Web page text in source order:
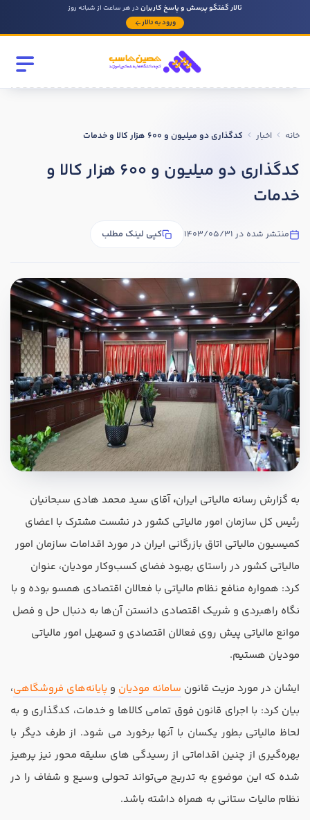
تالار گفتگو پرسش و پاسخ کاربراندر هر ساعت از شبانه روز
ورود به تالار
خانه اخبار کدگذاری دو میلیون و 600 هزار کالا و خدمات
کدگذاری دو میلیون و 600 هزار کالا و
خدمات
منتشر شده در 1403/05/31 کپی لینک مطلب
به گزارش رسانه مالیاتی ایران،آقای سید محمد هادی سبحانیان
رئیس کل سازمان امور مالیاتی کشور در نشست مشترک با اعضای
کمیسیون مالیاتی اتاق بازرگانی ایران در مورد اقدامات سازمان امور
مالیاتی کشور در راستای بهبود فضای کسب‌وکار مودیان، عنوان
کرد: همواره منافع نظام مالیاتی با فعالان اقتصادی همسو بوده و با
نگاه‌ راهبردی و شریک اقتصادی دانستن آن‌ها به دنبال حل و فصل
موانع مالیاتی پیش روی فعالان اقتصادی و تسهیل امور مالیاتی
مودیان هستیم.
ایشان در مورد مزیت قانون سامانه مودیان و پایانه‌های فروشگاهی،
بیان کرد: با اجرای قانون فوق تمامی کالاها و خدمات، کدگذاری و به
لحاظ مالیاتی بطور یکسان با آنها برخورد می شود. از طرف دیگر با
بهره‌گیری از چنین اقداماتی از رسیدگی های سلیقه محور نیز پرهیز
شده که این موضوع به تدریج می‌تواند تحولی وسیع و شفاف را در
نظام مالیات ستانی به همراه داشته باشد.
سابقه کار حسابداری
در صورتی که سابقه دارید توضیح مختصر از فعالیتی که در حسابداری
داشته اید را بنویسید
در صورتی که سابقه دارید ، چه مهارت هایی در حسابداری دارید؟
هدف شما از آموزش چیست ؟
استخدام و شروع کار حسابداری
ثبت شرکت حسابداری
تدریس
درخواست تعیین سطح